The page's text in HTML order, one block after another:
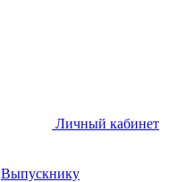
Личный кабинет
Выпускнику